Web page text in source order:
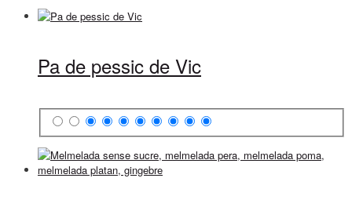
Pa de pessic de Vic